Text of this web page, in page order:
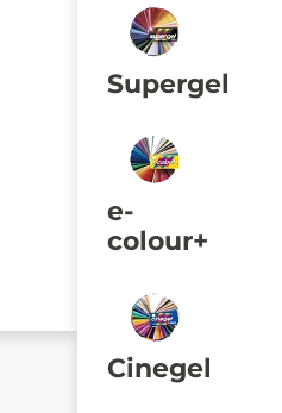
Supergel
e-
colour+
Cinegel